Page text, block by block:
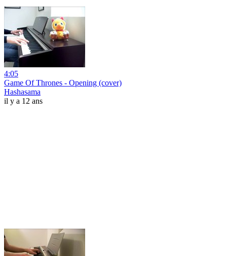
4:05
Game Of Thrones - Opening (cover)
Hashasama
il y a 12 ans